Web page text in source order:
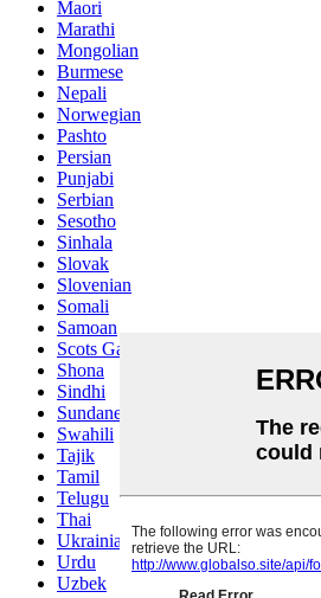
Maori
Marathi
Mongolian
Burmese
Nepali
Norwegian
Pashto
Persian
Punjabi
Serbian
Sesotho
Sinhala
Slovak
Slovenian
Somali
Samoan
Scots Gaelic
Shona
Sindhi
Sundanese
Swahili
Tajik
Tamil
Telugu
Thai
Ukrainian
Urdu
Uzbek